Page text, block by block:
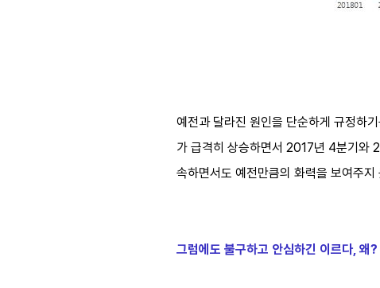
예전과 달라진 원인을 단순하게 규정하
가 급격히 상승하면서 2017년 4분기와
속하면서도 예전만큼의 화력을 보여주
그럼에도 불구하고 안심하긴 이르다, 왜?